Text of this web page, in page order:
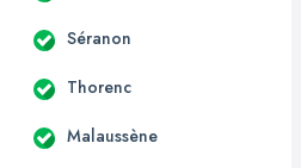
Séranon
Thorenc
Malaussène